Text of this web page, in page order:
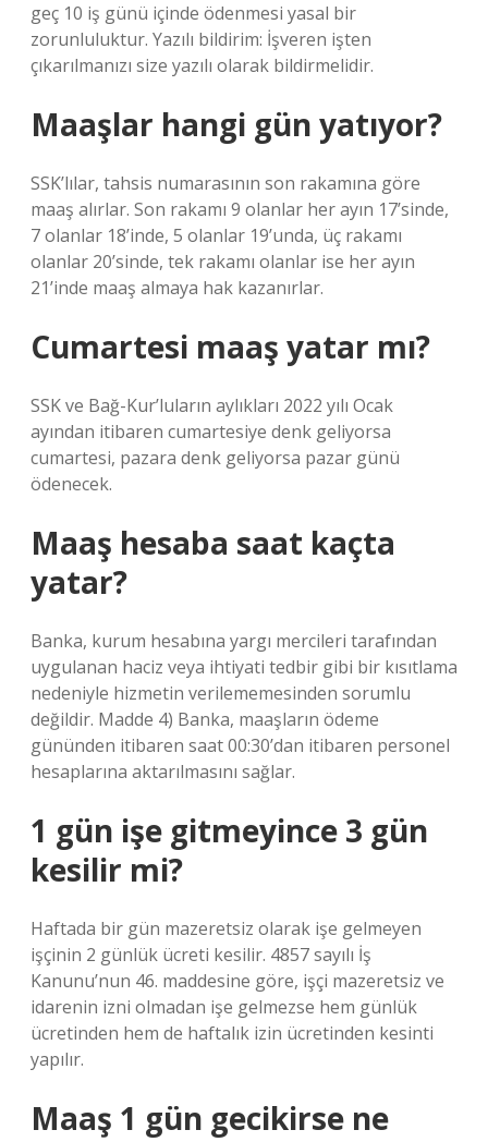
geç 10 iş günü içinde ödenmesi yasal bir
zorunluluktur. Yazılı bildirim: İşveren işten
çıkarılmanızı size yazılı olarak bildirmelidir.
Maaşlar hangi gün yatıyor?
SSK’lılar, tahsis numarasının son rakamına göre
maaş alırlar. Son rakamı 9 olanlar her ayın 17’sinde,
7 olanlar 18’inde, 5 olanlar 19’unda, üç rakamı
olanlar 20’sinde, tek rakamı olanlar ise her ayın
21’inde maaş almaya hak kazanırlar.
Cumartesi maaş yatar mı?
SSK ve Bağ-Kur’luların aylıkları 2022 yılı Ocak
ayından itibaren cumartesiye denk geliyorsa
cumartesi, pazara denk geliyorsa pazar günü
ödenecek.
Maaş hesaba saat kaçta
yatar?
Banka, kurum hesabına yargı mercileri tarafından
uygulanan haciz veya ihtiyati tedbir gibi bir kısıtlama
nedeniyle hizmetin verilememesinden sorumlu
değildir. Madde 4) Banka, maaşların ödeme
gününden itibaren saat 00:30’dan itibaren personel
hesaplarına aktarılmasını sağlar.
1 gün işe gitmeyince 3 gün
kesilir mi?
Haftada bir gün mazeretsiz olarak işe gelmeyen
işçinin 2 günlük ücreti kesilir. 4857 sayılı İş
Kanunu’nun 46. maddesine göre, işçi mazeretsiz ve
idarenin izni olmadan işe gelmezse hem günlük
ücretinden hem de haftalık izin ücretinden kesinti
yapılır.
Maaş 1 gün gecikirse ne